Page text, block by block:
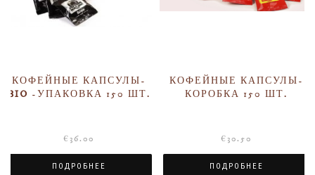
КОФЕЙНЫЕ КАПСУЛЫ-
BIO -УПАКОВКА 150 ШТ.
€ 36.00
ПОДРОБНЕЕ
КОФЕЙНЫЕ КАПСУЛЫ-
КОРОБКА 150 ШТ.
€ 30.50
ПОДРОБНЕЕ